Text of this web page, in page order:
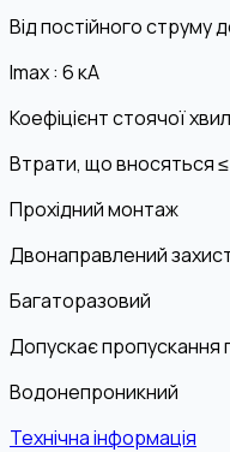
Від постійного струму
Imax: 6 кА
Коефіцієнт стоячої
Втрати, що вносяться
Прохідний монтаж
Двонаправлений
Багаторазовий
Допускає пропускання
Водонепроникний
Технічна інформація